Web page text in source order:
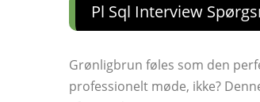
Pl Sql Interview
Grønligbrun føles som den
professionelt møde, ikke?